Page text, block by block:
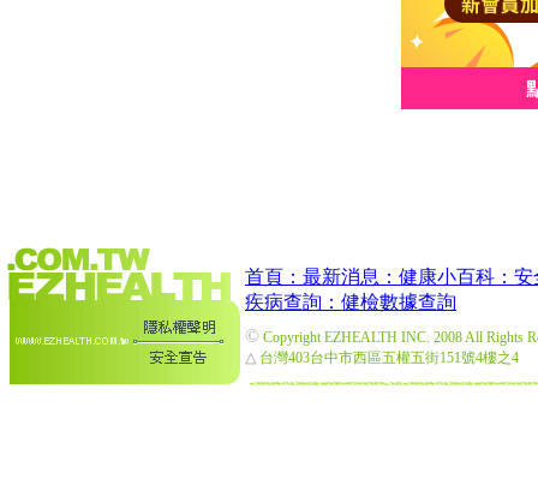
首頁： 最新消息： 健康小百科： 安
疾病查詢： 健檢數據查詢
© Copyright EZHEALTH INC. 2008 All Rights
△ 台灣403台中市西區五權五街151號4樓之4